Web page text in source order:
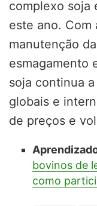
complexo soja
este ano. Com
manutenção
esmagamento
soja continua
globais e
de preços e
bovinos de
como